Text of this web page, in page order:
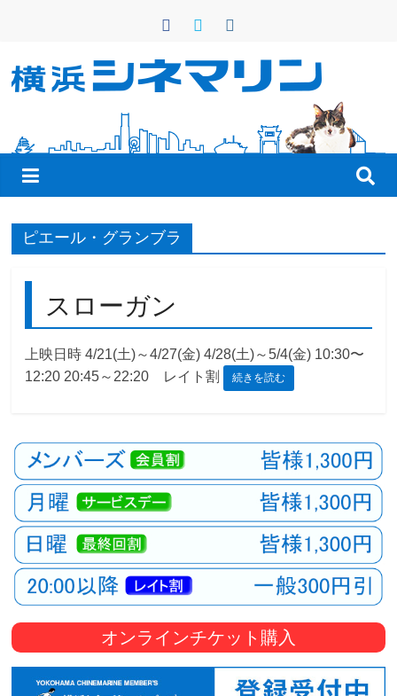
ン
横
浜
シ
ネ
マ
リ
ン
た
い
映
画
は
こ
の
街
で
ピエール・グランブラ
スローガン
上映日時 4/21(土)～4/27(金) 4/28(土)～5/4(金) 10:30〜
12:20 20:45～22:20 レイト割
続きを読む
オンラインチケット購入